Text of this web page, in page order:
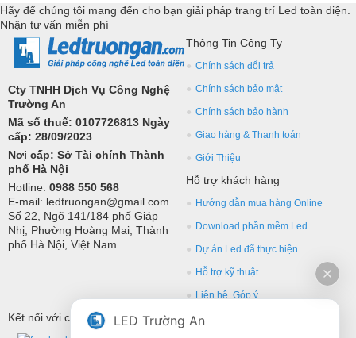
Hãy để chúng tôi mang đến cho bạn giải pháp trang trí Led toàn diện.
Nhận tư vấn miễn phí
Cty TNHH Dịch Vụ Công Nghệ
Trường An
Mã số thuế: 0107726813 Ngày
cấp: 28/09/2023
Nơi cấp: Sở Tài chính Thành
phố Hà Nội
Hotline: 0988 550 568
E-mail: ledtruongan@gmail.com
Số 22, Ngõ 141/184 phố Giáp
Nhị, Phường Hoàng Mai, Thành
phố Hà Nội, Việt Nam
Thông Tin Công Ty
Chính sách đổi trả
Chính sách bảo mật
Chính sách bảo hành
Giao hàng & Thanh toán
Giới Thiệu
Hỗ trợ khách hàng
Hướng dẫn mua hàng Online
Download phần mềm Led
Dự án Led đã thực hiện
Hỗ trợ kỹ thuật
Liên hệ, Góp ý
Kết nối với chúng tôi LED Trường An